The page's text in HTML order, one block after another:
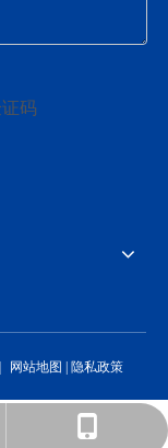
网站地图 隐私政策